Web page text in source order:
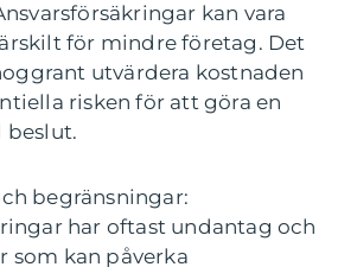
kan vara
för mindre företag. Det
utvärdera kostnaden
risken för att göra en
beslut.
begränsningar:
har oftast undantag och
som kan påverka